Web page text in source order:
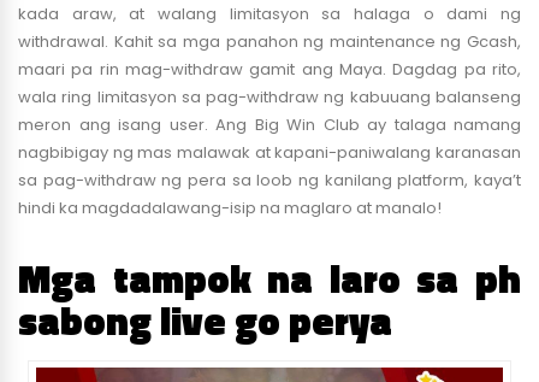
kada araw, at walang limitasyon sa halaga o dami ng
withdrawal. Kahit sa mga panahon ng maintenance ng Gcash,
maari pa rin mag-withdraw gamit ang Maya. Dagdag pa rito,
wala ring limitasyon sa pag-withdraw ng kabuuang balanseng
meron ang isang user. Ang Big Win Club ay talaga namang
nagbibigay ng mas malawak at kapani-paniwalang karanasan
sa pag-withdraw ng pera sa loob ng kanilang platform, kaya’t
hindi ka magdadalawang-isip na maglaro at manalo!
Mga tampok na laro sa ph
sabong live go perya